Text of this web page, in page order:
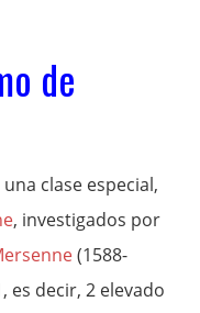
de
clase especial,
, investigados por
(1588-
es decir, 2 elevado